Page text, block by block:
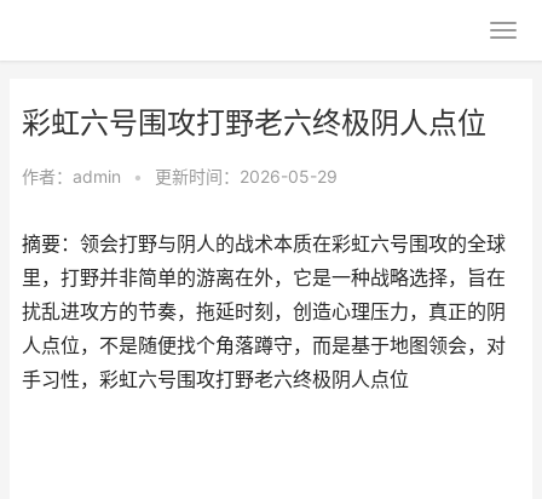
彩虹六号围攻打野老六终极阴人点位
作者： admin • 更新时间：2026-05-29
摘要：领会打野与阴人的战术本质在彩虹六号围攻的全球
里，打野并非简单的游离在外，它是一种战略选择，旨在
扰乱进攻方的节奏，拖延时刻，创造心理压力，真正的阴
人点位，不是随便找个角落蹲守，而是基于地图领会，对
手习性，彩虹六号围攻打野老六终极阴人点位